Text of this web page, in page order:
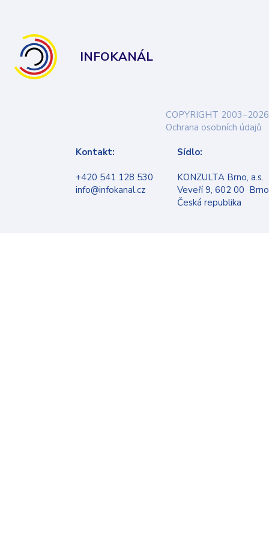
INFOKANÁL
COPYRIGHT 2003–2026
Ochrana osobních údajů
Sídlo:
KONZULTA Brno, a.s.
Veveří 9, 602 00 Brno
Česká republika
Kontakt:
+420 541 128 530
info@infokanal.cz